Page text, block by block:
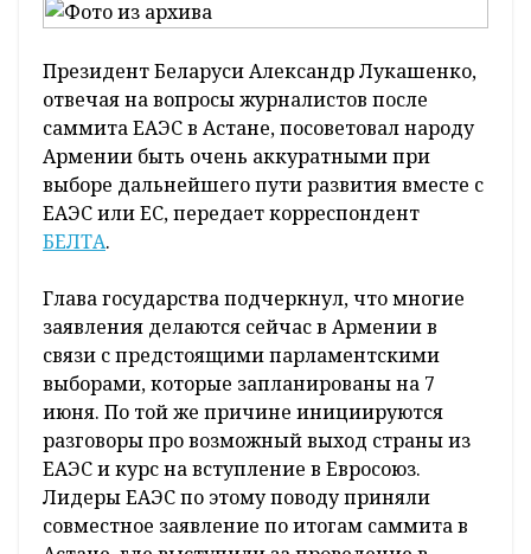
Президент Беларуси Александр Лукашенко,
отвечая на вопросы журналистов после
саммита ЕАЭС в Астане, посоветовал народу
Армении быть очень аккуратными при
выборе дальнейшего пути развития вместе с
ЕАЭС или ЕС, передает корреспондент
БЕЛТА.
Глава государства подчеркнул, что многие
заявления делаются сейчас в Армении в
связи с предстоящими парламентскими
выборами, которые запланированы на 7
июня. По той же причине инициируются
разговоры про возможный выход страны из
ЕАЭС и курс на вступление в Евросоюз.
Лидеры ЕАЭС по этому поводу приняли
совместное заявление по итогам саммита в